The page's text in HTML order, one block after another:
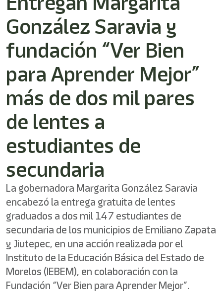
Este
acceso
directo
lector
de
pantalla
ayudarle
navegar
interactuar
con
contenido.
González Saravia y
fundación “Ver Bien
para Aprender Mejor”
más de dos mil pares
de lentes a
estudiantes de
secundaria
La gobernadora Margarita González Saravia
encabezó la entrega gratuita de lentes
graduados a dos mil 147 estudiantes de
secundaria de los municipios de Emiliano Zapata
y Jiutepec, en una acción realizada por el
Instituto de la Educación Básica del Estado de
Morelos (IEBEM), en colaboración con la
Fundación “Ver Bien para Aprender Mejor”.